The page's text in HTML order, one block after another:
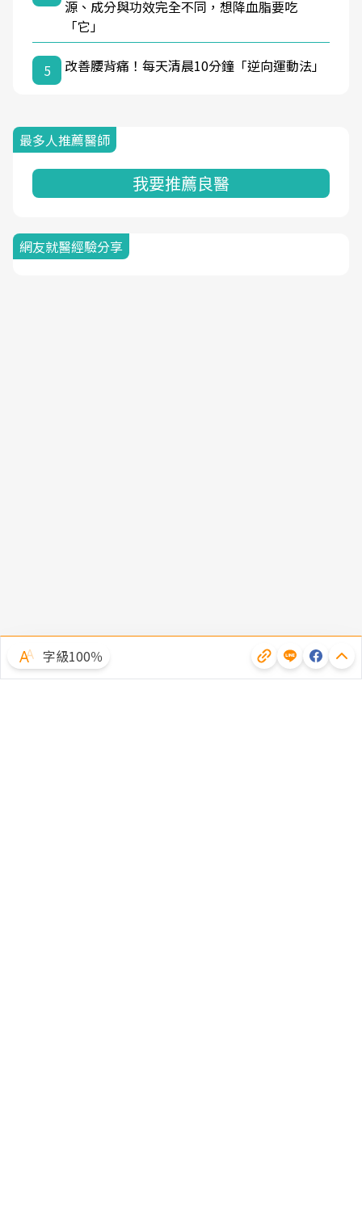
源、成分與功效完全不同，想降血脂要吃
「它」
5 改善腰背痛！每天清晨10分鐘「逆向運動法」
最多人推薦醫師
我要推薦良醫
網友就醫經驗分享
字級100％